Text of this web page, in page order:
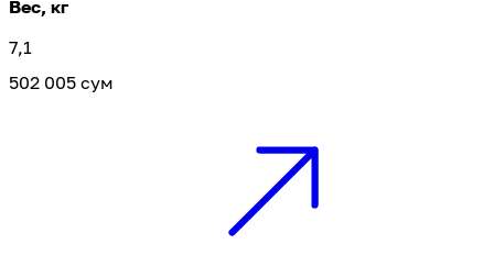
Вес, кг
7,1
502 005 сум